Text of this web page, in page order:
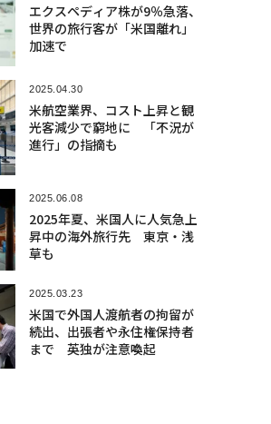
エクスペディア株が9％急落、
世界の旅行客が「米国離れ」
加速で
2025.04.30
米航空業界、コスト上昇と観
光客減少で窮地に 「不況が
進行」の指摘も
2025.06.08
2025年夏、米国人に人気急上
昇中の海外旅行先 東京・浅
草も
2025.03.23
米国で外国人渡航者の拘留が
続出、出張者や永住権保持者
まで 英独が注意喚起